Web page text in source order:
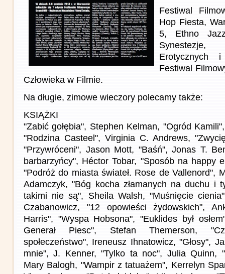
Festiwal
Hop Fiesta,
5, Ethno
Synestezje,
Erotycznych
Festiwal
Człowieka w Filmie.
Na długie, zimowe wieczory polecamy także:
KSIĄŻKI
"Zabić gołębia", Stephen Kelman, "Ogród
"Rodzina Casteel", Virginia C. Andrews,
"Przywróceni", Jason Mott, "Baśń", Jonas T.
barbarzyńcy", Héctor Tobar, "Sposób na happy
"Podróż do miasta świateł. Rose de Vallenord",
Adamczyk, "Bóg kocha złamanych na duchu i
takimi nie są", Sheila Walsh, "Muśnięcie
Czabanowicz, "12 opowieści żydowskich",
Harris", "Wyspa Hobsona", "Euklides był
Generał Piesc", Stefan Themerson,
społeczeństwo", Ireneusz Ihnatowicz, "Głosy",
mnie", J. Kenner, "Tylko ta noc", Julia Quinn,
Mary Balogh, "Wampir z tatuażem", Kerrelyn